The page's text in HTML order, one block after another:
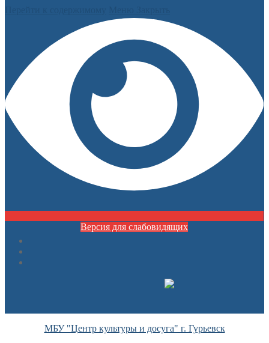
Версия для слабовидящих
МБУ "Центр культуры и досуга" г. Гурьевск